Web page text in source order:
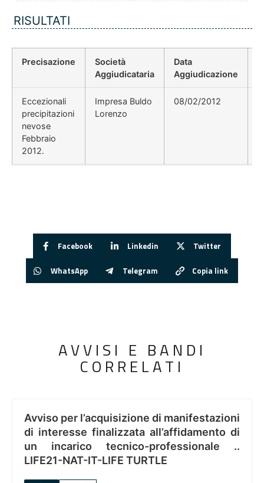
RISULTATI
Precisazione
Società
Aggiudicataria
Data
Aggiudicazione
Eccezionali
precipitazioni
nevose
Febbraio
2012.
Impresa Buldo
Lorenzo
08/02/2012
Facebook Linkedin Twitter
WhatsApp Telegram Copia link
AVVISI E BANDI
CORRELATI
Avviso per l’acquisizione di manifestazioni
di interesse finalizzata all’affidamento di
un incarico tecnico-professionale ..
LIFE21-NAT-IT-LIFE TURTLE